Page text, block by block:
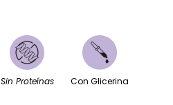
Sin Proteínas Con Glicerina